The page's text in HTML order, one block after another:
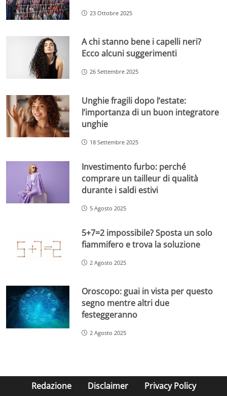
23 Ottobre 2025
A chi stanno bene i capelli neri?
Ecco alcuni suggerimenti
26 Settembre 2025
Unghie fragili dopo l’estate:
l’importanza di un buon integratore
unghie
18 Settembre 2025
Investimento furbo: perché
comprare un tailleur di qualità
durante i saldi estivi
5 Agosto 2025
5+7=2 impossibile? Sposta un solo
fiammifero e trova la soluzione
2 Agosto 2025
Oroscopo: guai in vista per questo
segno mentre altri due
festeggeranno
2 Agosto 2025
Redazione Disclaimer Privacy Policy